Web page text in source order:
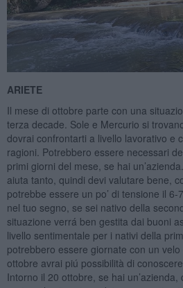
ARIETE
Il mese di ottobre parte con una
terza decade. Sole e Mercurio si
dovrai confrontarti a livello lavorativo e
ragioni. Potrebbero essere necessari
primi giorni del mese, se hai
aiuta tanto, quindi devi valutare bene,
potrebbe essere un po’ di tensione il
nel tuo segno, se sei nativo della
situazione verrá ben gestita dai buoni
livello sentimentale per i nativi della
potrebbero essere giornate con un
ottobre avrai piú possibilità di
Intorno il 20 ottobre, se hai